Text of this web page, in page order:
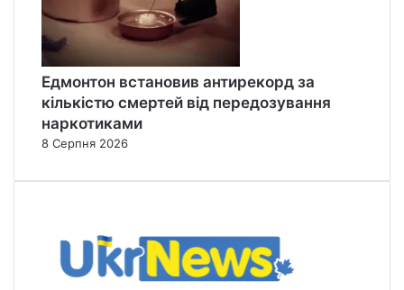
Едмонтон встановив антирекорд за
кількістю смертей від передозування
наркотиками
8 Серпня 2026